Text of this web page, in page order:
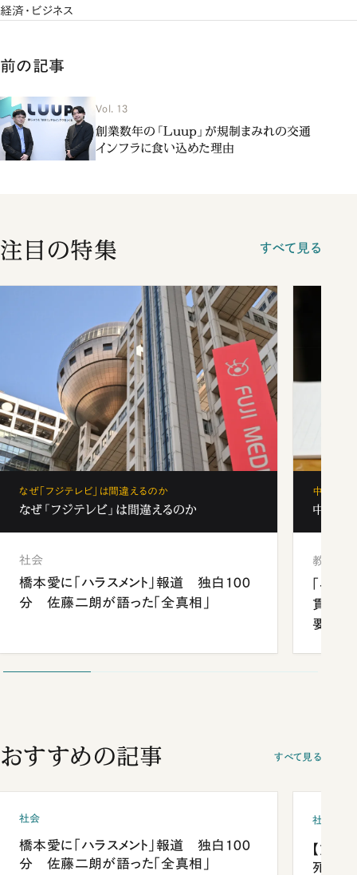
経済・ビジネス
前の記事
Vol. 13
創業数年の「Luup」が規制まみれの交通
インフラに食い込めた理由
注目の特集 すべて見る
なぜ「フジテレビ」は間違えるのか
なぜ「フジテレビ」は間違えるのか
社会
橋本愛に「ハラスメント」報道 独白100
分 佐藤二朗が語った「全真相」
中学受験
中学受
教育
「早
貫校へ
要だっ
おすすめの記事 すべて見る
社会
橋本愛に「ハラスメント」報道 独白100
分 佐藤二朗が語った「全真相」
社会
【熊本
死を分